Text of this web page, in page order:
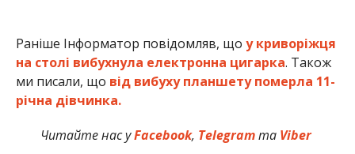
Раніше Інформатор повідомляв, що у криворіжця
на столі вибухнула електронна цигарка. Також
ми писали, що від вибуху планшету померла 11-
річна дівчинка.
Читайте нас уFacebook, Telegramта Viber